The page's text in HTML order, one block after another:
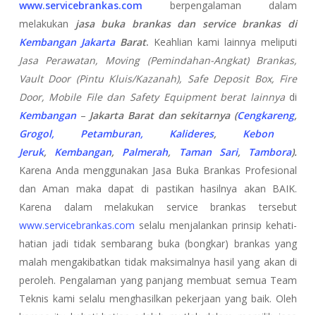
www.servicebrankas.com berpengalaman dalam
melakukan jasa buka brankas dan service brankas di
Kembangan JakartaBarat. Keahlian kami lainnya meliputi
Jasa Perawatan, Moving (Pemindahan-Angkat) Brankas,
Vault Door (Pintu Kluis/Kazanah), Safe Deposit Box, Fire
Door, Mobile File dan Safety Equipment berat lainnyadi
Kembangan– Jakarta Barat dan sekitarnya (Cengkareng,
Grogol, Petamburan, Kalideres, Kebon
Jeruk, Kembangan, Palmerah, Taman Sari, Tambora).
Karena Anda menggunakan Jasa Buka Brankas Profesional
dan Aman maka dapat di pastikan hasilnya akan BAIK.
Karena dalam melakukan service brankas tersebut
www.servicebrankas.com selalu menjalankan prinsip kehati-
hatian jadi tidak sembarang buka (bongkar) brankas yang
malah mengakibatkan tidak maksimalnya hasil yang akan di
peroleh. Pengalaman yang panjang membuat semua Team
Teknis kami selalu menghasilkan pekerjaan yang baik. Oleh